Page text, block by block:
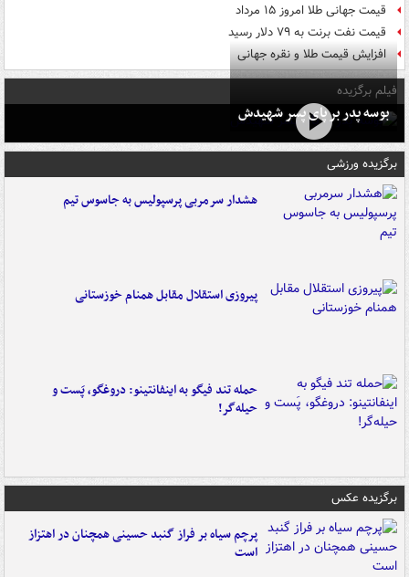
قیمت جهانی طلا امروز ۱۵ مرداد
قیمت نفت برنت به ۷۹ دلار رسید
افزایش قیمت طلا و نقره جهانی
فیلم برگزیده
بوسه‌ پدر بر پای پسر شهیدش
برگزیده ورزشی
هشدار سرمربی پرسپولیس به جاسوس تیم
پیروزی استقلال مقابل همنام خوزستانی
حمله تند فیگو به اینفانتینو: دروغگو، پَست‌ و
حیله‌گر!
برگزیده عکس
پرچم سیاه بر فراز گنبد حسینی همچنان در اهتزاز
است